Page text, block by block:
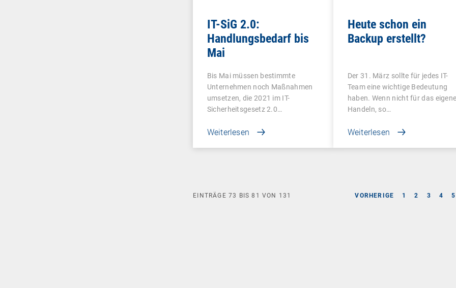
IT-SiG 2.0:
Handlungsbedarf bis
Mai
Bis Mai müssen bestimmte
Unternehmen noch Maßnahmen
umsetzen, die 2021 im IT-
Sicherheitsgesetz 2.0…
Weiterlesen
Heute schon ein
Backup erstellt?
Der 31. März sollte für jedes IT-
Team eine wichtige Bedeutung
haben. Wenn nicht für das
Handeln, so…
Weiterlesen
VORHERIGE 1 2 3 4 5
EINTRÄGE73 BIS81 VON 131